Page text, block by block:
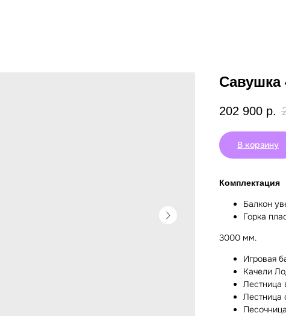
Савушка
202 900 р.
В корзину
Комплектация
Балкон
Горка
3000 мм.
Игровая
Качели
Лестница
Лестница